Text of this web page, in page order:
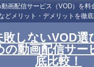
画配信サービス（VOD）を料
どメリット・デメリットを徹底
敗しないVOD選
の動画配信サー
底比較！